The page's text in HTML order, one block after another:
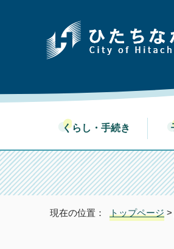
くらし・手続き
現在の位置： トップページ >